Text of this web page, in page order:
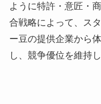
ように特許・意匠・
合戦略によって、ス
ー豆の提供企業から
し、競争優位を維持